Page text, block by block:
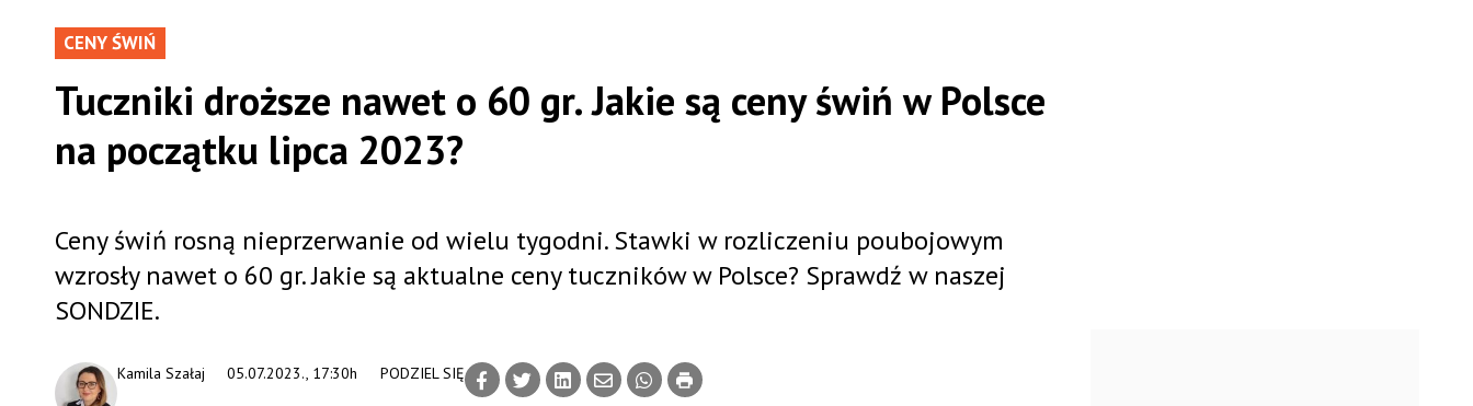
CENY ŚWIŃ
Tuczniki droższe nawet o 60 gr. Jakie są ceny świń w Polsce
na początku lipca 2023?
05.07.2023., 17:30h
Kamila Szałaj PODZIEL SIĘ
Ceny świń rosną nieprzerwanie od wielu tygodni. Stawki w rozliczeniu poubojowym
wzrosły nawet o 60 gr. Jakie są aktualne ceny tuczników w Polsce? Sprawdź w naszej
SONDZIE.